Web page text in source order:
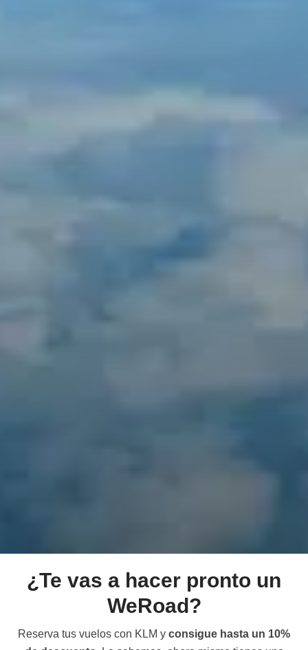
¿Te vas a hacer pronto un
WeRoad?
Reserva tus vuelos con KLM y consigue hasta un 10%